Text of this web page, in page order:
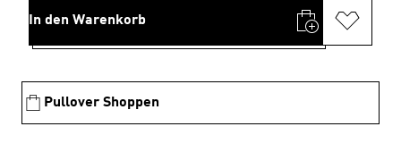
In den Warenkorb
Pullover Shoppen